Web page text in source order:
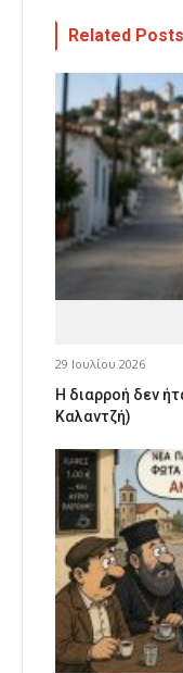
Related Posts
29 Ιουλίου 2026
Η διαρροή δεν
Καλαντζή)